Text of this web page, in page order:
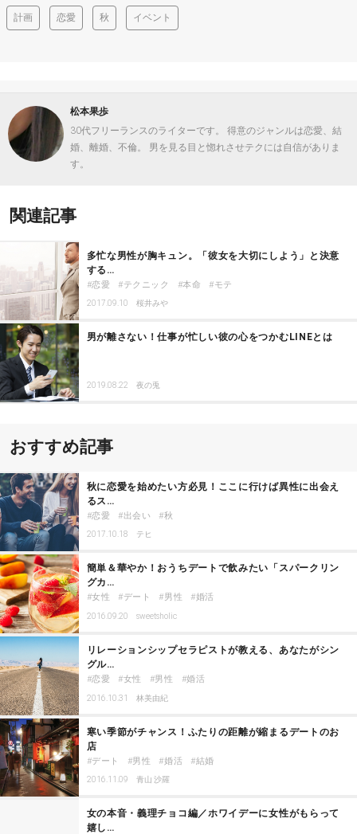
計画 恋愛 秋 イベント
松本果歩
30代フリーランスのライターです。 得意のジャンルは恋愛、結
婚、離婚、不倫。 男を見る目と惚れさせテクには自信がありま
す。
関連記事
多忙な男性が胸キュン。「彼女を大切にしよう」と決意
する…
恋愛 テクニック 本命 モテ
2017.09.10 桜井みや
男が離さない！仕事が忙しい彼の心をつかむLINEとは
2019.08.22 夜の兎
おすすめ記事
秋に恋愛を始めたい方必見！ここに行けば異性に出会え
るス…
恋愛 出会い 秋
2017.10.18 テヒ
簡単＆華やか！おうちデートで飲みたい「スパークリン
グカ…
女性 デート 男性 婚活
2016.09.20 sweetsholic
リレーションシップセラピストが教える、あなたがシン
グル…
恋愛 女性 男性 婚活
2016.10.31 林美由紀
寒い季節がチャンス！ふたりの距離が縮まるデートのお
店
デート 男性 婚活 結婚
2016.11.09 青山 沙羅
女の本音・義理チョコ編／ホワイデーに女性がもらって
嬉し…